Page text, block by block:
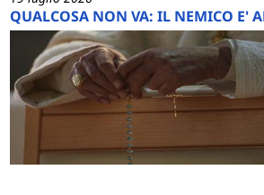
QUALCOSA NON VA: IL NEMICO E'